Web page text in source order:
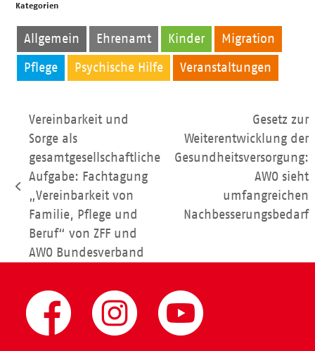
Kategorien
Allgemein Ehrenamt Kinder Migration
Pflege Psychische Hilfe Veranstaltungen
vorheriger
Beitrag:
Vereinbarkeit und
Sorge als
gesamtgesellschaftliche
Aufgabe: Fachtagung
„Vereinbarkeit von
Familie, Pflege und
Beruf“ von ZFF und
AWO Bundesverband
Gesetz zur
Weiterentwicklung der
Gesundheitsversorgung:
AWO sieht
umfangreichen
Nachbesserungsbedarf